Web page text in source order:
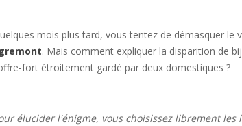
mois plus tard, vous tentez de démasquer le
. Mais comment expliquer la disparition de
fort étroitement gardé par deux domestiques ?
élucider l'énigme, vous choisissez librement les